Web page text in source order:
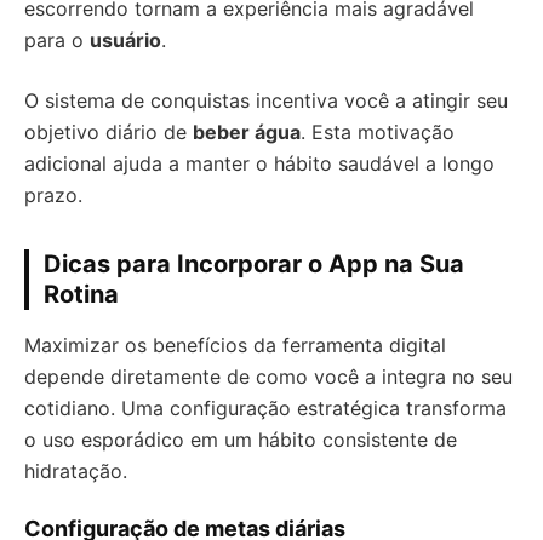
escorrendo tornam a experiência mais agradável
para o usuário.
O sistema de conquistas incentiva você a atingir seu
objetivo diário de beber água. Esta motivação
adicional ajuda a manter o hábito saudável a longo
prazo.
Dicas para Incorporar o App na Sua
Rotina
Maximizar os benefícios da ferramenta digital
depende diretamente de como você a integra no seu
cotidiano. Uma configuração estratégica transforma
o uso esporádico em um hábito consistente de
hidratação.
Configuração de metas diárias